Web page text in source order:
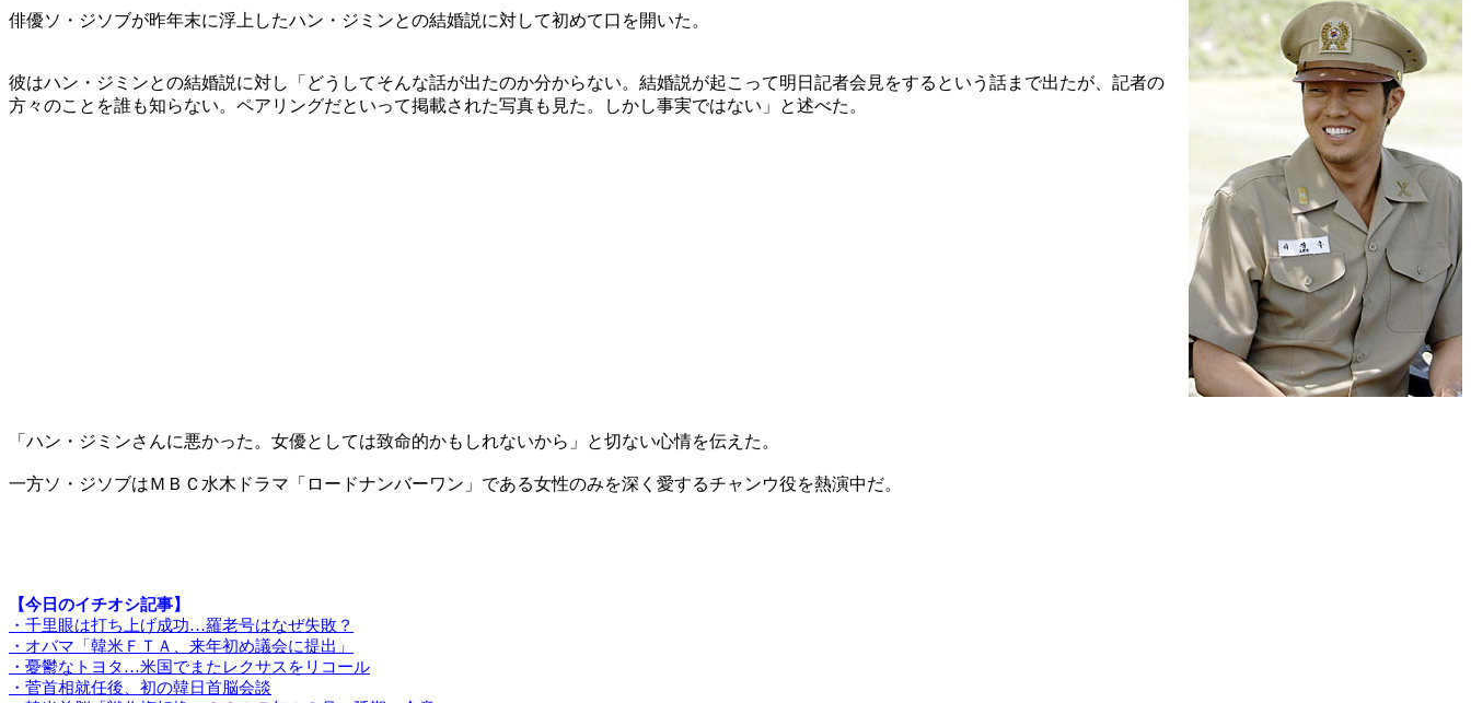
俳優ソ・ジソブが昨年末に浮上したハン・ジミンとの結婚説に対して初めて口を開いた。
彼はハン・ジミンとの結婚説に対し「どうしてそんな話が出たのか分からない。結婚説が起こって明日記者会見をするという話まで出たが、記者の
方々のことを誰も知らない。ペアリングだといって掲載された写真も見た。しかし事実ではない」と述べた。
「ハン・ジミンさんに悪かった。女優としては致命的かもしれないから」と切ない心情を伝えた。
一方ソ・ジソブはＭＢＣ水木ドラマ「ロードナンバーワン」である女性のみを深く愛するチャンウ役を熱演中だ。
【今日のイチオシ記事】
・千里眼は打ち上げ成功…羅老号はなぜ失敗？
・オバマ「韓米ＦＴＡ、来年初め議会に提出」
・憂鬱なトヨタ…米国でまたレクサスをリコール
・菅首相就任後、初の韓日首脳会談